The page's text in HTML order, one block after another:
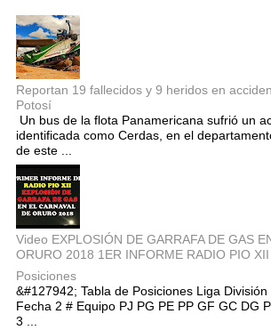
Reportan 19 fallecidos y 9 heridos en
Potosí
Un bus de la flota Panamericana sufrió un
identificada como Cerdas, en el
de este ...
Video EXPLOSIÓN DE GARRAFA DE GAS
ORURO 2018 1ER INFORME RADIO PIO XII
Posiciones
&#127942; Tabla de Posiciones Liga División
Fecha 2 # Equipo PJ PG PE PP GF GC DG
3 ...